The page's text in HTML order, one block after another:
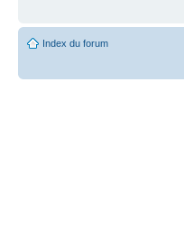
Index du forum